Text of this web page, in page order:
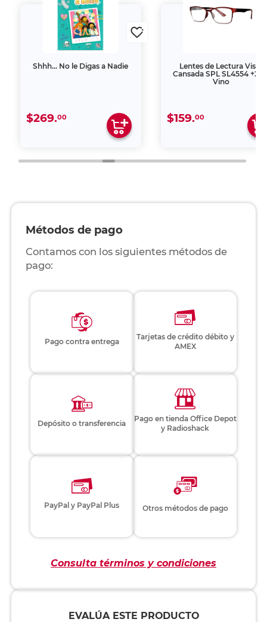
Shhh… No le Digas a Nadie
$269.00
Lentes de Lectura Vista
Cansada SPL SL4554
Vino
$159.00
Métodos de pago
Contamos con los siguientes métodos de
pago:
Pago contra entrega
Tarjetas de crédito débito y
AMEX
Depósito o transferencia
Pago en tienda Office Depot
y Radioshack
PayPal y PayPal Plus Otros métodos de pago
Consulta términos y condiciones
EVALÚA ESTE PRODUCTO